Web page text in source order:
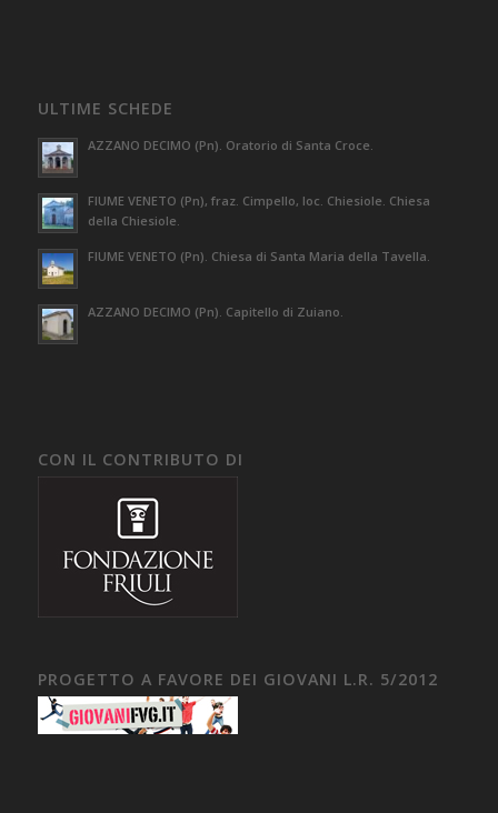
ULTIME SCHEDE
AZZANO DECIMO (Pn). Oratorio di Santa Croce.
FIUME VENETO (Pn), fraz. Cimpello, loc. Chiesiole. Chiesa
della Chiesiole.
FIUME VENETO (Pn). Chiesa di Santa Maria della Tavella.
AZZANO DECIMO (Pn). Capitello di Zuiano.
CON IL CONTRIBUTO DI
PROGETTO A FAVORE DEI GIOVANI L.R. 5/2012